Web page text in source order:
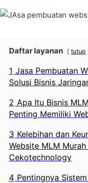
Daftar layanan tutup
1 Jasa Pembuatan
Solusi Bisnis
2 Apa Itu Bisnis
Penting Memiliki
3 Kelebihan dan
Website MLM
Cekotechnology
4 Pentingnya